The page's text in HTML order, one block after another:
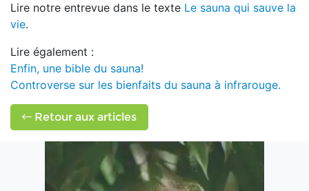
Lire notre entrevue dans le texte Le sauna qui sauve la
vie.
Lire également :
Enfin, une bible du sauna!
Controverse sur les bienfaits du sauna à infrarouge.
Retour aux articles